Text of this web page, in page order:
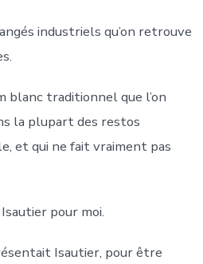
industriels qu’on retrouve
blanc traditionnel que l’on
la plupart des restos
et qui ne fait vraiment pas
pour moi.
Isautier, pour être